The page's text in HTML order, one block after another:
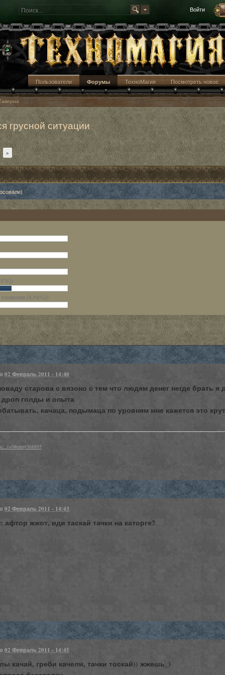
Войти
Посмотреть новое
ТехноМагия
Форумы
Пользователи
грусной ситуации
»
голосов [8.94%])
02 Февраль 2011 - 14:40
старова с вязоно с тем что людям денег негде брать
голды и опыта
качаца, подымаца по уровням мне кажется это
02 Февраль 2011 - 14:43
афтор жжот, иди таскай тачки на каторге?
02 Февраль 2011 - 14:45
качай, греби качели, тачки тоскай)) жжешь_)